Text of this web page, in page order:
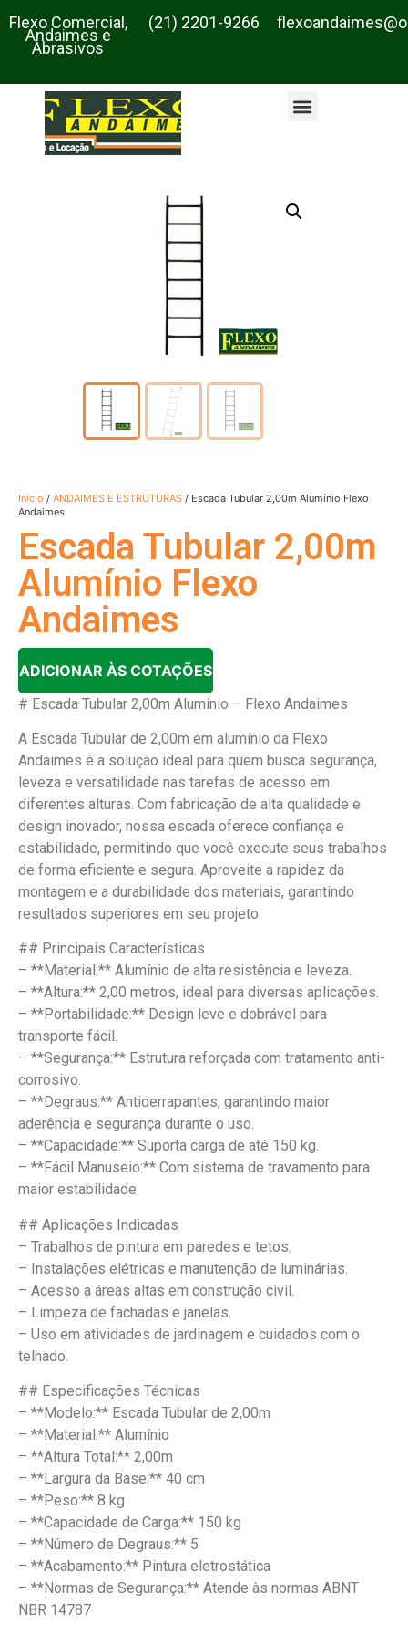
Flexo Comercial,
Andaimes e
Abrasivos
(21) 2201-9266
Início / ANDAIMES E ESTRUTURAS / Escada Tubular 2,00m Alumínio Flexo
Andaimes
Escada Tubular 2,00m
Alumínio Flexo
Andaimes
ADICIONAR ÀS COTAÇÕES
# Escada Tubular 2,00m Alumínio – Flexo Andaimes
A Escada Tubular de 2,00m em alumínio da Flexo
Andaimes é a solução ideal para quem busca segurança,
leveza e versatilidade nas tarefas de acesso em
diferentes alturas. Com fabricação de alta qualidade e
design inovador, nossa escada oferece confiança e
estabilidade, permitindo que você execute seus trabalhos
de forma eficiente e segura. Aproveite a rapidez da
montagem e a durabilidade dos materiais, garantindo
resultados superiores em seu projeto.
## Principais Características
– **Material:** Alumínio de alta resistência e leveza.
– **Altura:** 2,00 metros, ideal para diversas aplicações.
– **Portabilidade:** Design leve e dobrável para
transporte fácil.
– **Segurança:** Estrutura reforçada com tratamento anti-
corrosivo.
– **Degraus:** Antiderrapantes, garantindo maior
aderência e segurança durante o uso.
– **Capacidade:** Suporta carga de até 150 kg.
– **Fácil Manuseio:** Com sistema de travamento para
maior estabilidade.
## Aplicações Indicadas
– Trabalhos de pintura em paredes e tetos.
– Instalações elétricas e manutenção de luminárias.
– Acesso a áreas altas em construção civil.
– Limpeza de fachadas e janelas.
– Uso em atividades de jardinagem e cuidados com o
telhado.
## Especificações Técnicas
– **Modelo:** Escada Tubular de 2,00m
– **Material:** Alumínio
– **Altura Total:** 2,00m
– **Largura da Base:** 40 cm
– **Peso:** 8 kg
– **Capacidade de Carga:** 150 kg
– **Número de Degraus:** 5
– **Acabamento:** Pintura eletrostática
– **Normas de Segurança:** Atende às normas ABNT
NBR 14787